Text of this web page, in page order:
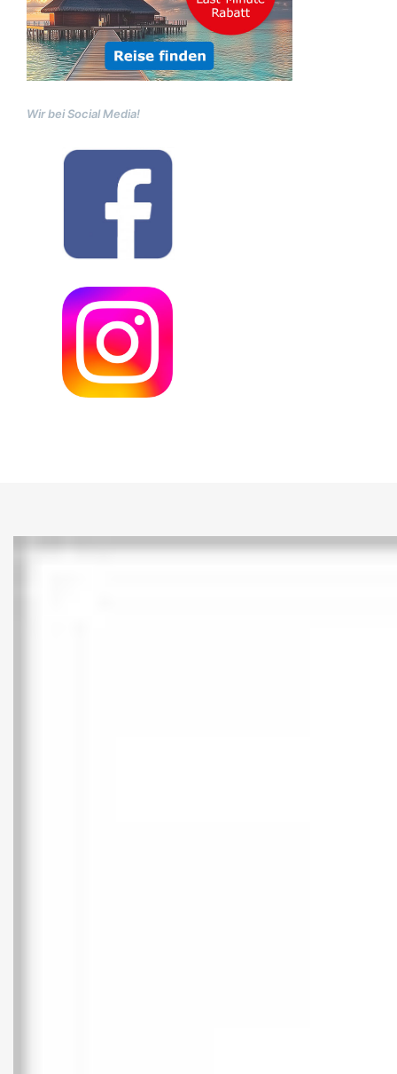
Wir bei Social Media!